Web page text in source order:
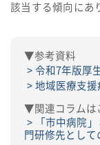
該当する傾向にあ
▼参考資料
令和7年版厚
地域医療支援
▼関連コラムは
「市中病院
門研修先として